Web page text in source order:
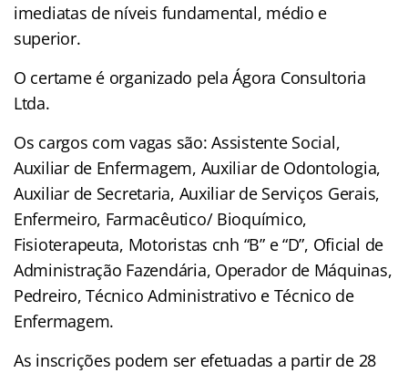
imediatas de níveis fundamental, médio e
superior.
O certame é organizado pela Ágora Consultoria
Ltda.
Os cargos com vagas são: Assistente Social,
Auxiliar de Enfermagem, Auxiliar de Odontologia,
Auxiliar de Secretaria, Auxiliar de Serviços Gerais,
Enfermeiro, Farmacêutico/ Bioquímico,
Fisioterapeuta, Motoristas cnh “B” e “D”, Oficial de
Administração Fazendária, Operador de Máquinas,
Pedreiro, Técnico Administrativo e Técnico de
Enfermagem.
As inscrições podem ser efetuadas a partir de 28